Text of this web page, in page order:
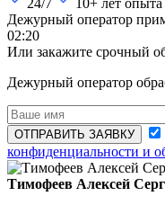
Дежурный оператор
02:20
Или закажите срочный
Дежурный оператор
ОТПРАВИТЬ ЗАЯВКУ
конфиденциальности и
Тимофеев Алексей